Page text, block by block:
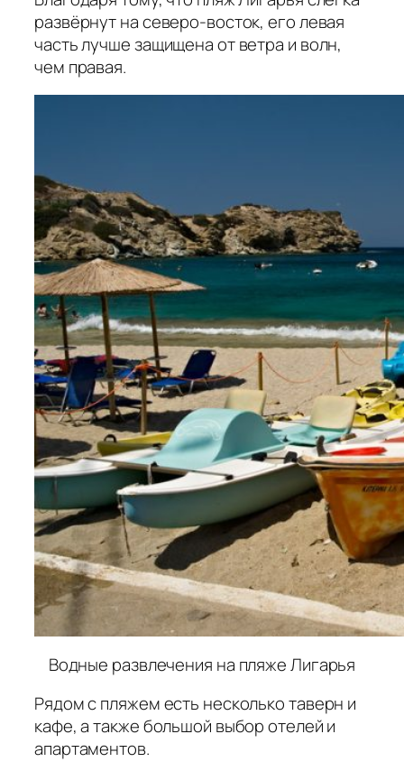
развёрнут на северо-восток, его левая
часть лучше защищена от ветра и волн,
чем правая.
Водные развлечения на пляже Лигарья
Рядом с пляжем есть несколько таверн и
кафе, а также большой выбор отелей и
апартаментов.